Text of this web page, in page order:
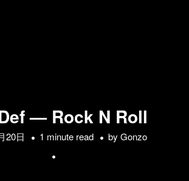
— Rock N Roll
20日 1 minute read by Gonzo